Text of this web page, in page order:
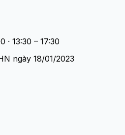
· 13:30 – 17:30
ngày 18/01/2023